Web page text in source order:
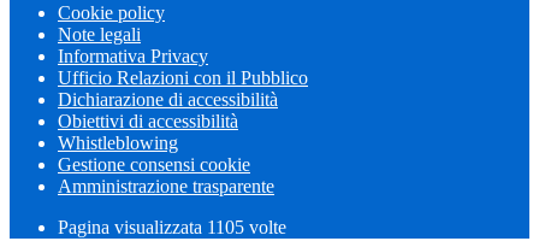
Cookie policy
Note legali
Informativa Privacy
Ufficio Relazioni con il Pubblico
Dichiarazione di accessibilità
Obiettivi di accessibilità
Whistleblowing
Gestione consensi cookie
Amministrazione trasparente
Pagina visualizzata 1105 volte